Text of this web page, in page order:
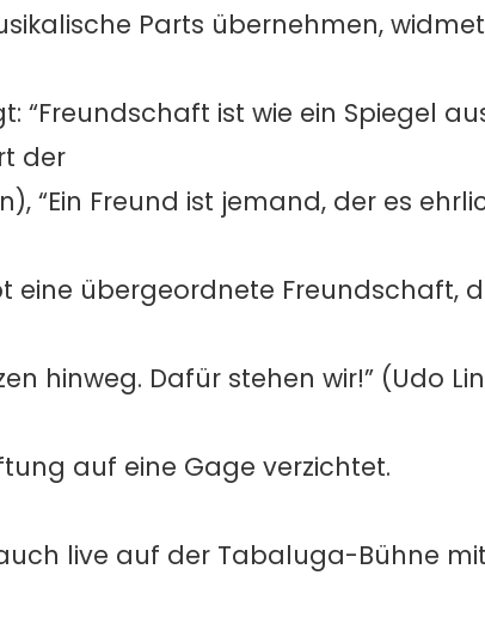
Parts übernehmen,
“Freundschaft ist wie ein Spiegel
der
“Ein Freund ist jemand, der es
eine übergeordnete Freundschaft,
hinweg. Dafür stehen wir!” (Udo
auf eine Gage verzichtet.
live auf der Tabaluga-Bühne